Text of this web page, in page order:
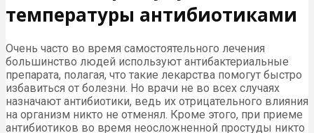
температуры антибиотиками
Очень часто во время самостоятельного лечения
большинство людей используют антибактериальные
препарата, полагая, что такие лекарства помогут быстро
избавиться от болезни. Но врачи не во всех случаях
назначают антибиотики, ведь их отрицательного влияния
на организм никто не отменял. Кроме этого, при приеме
антибиотиков во время неосложненной простуды никто